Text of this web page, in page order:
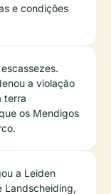
e condições
a violação
terra
os Mendigos
a Leiden
Landscheiding,